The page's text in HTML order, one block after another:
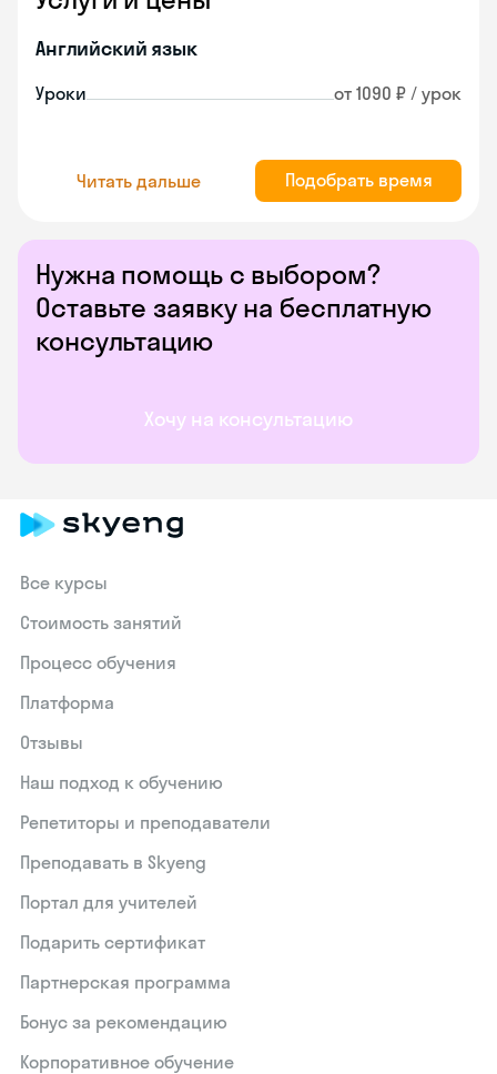
Нужна помощь с выбором?
Оставьте заявку на бесплатную
консультацию
Хочу на консультацию
Английский язык
Уроки от 1090 ₽ / урок
Читать дальше Подобрать время
Все курсы
Стоимость занятий
Процесс обучения
Платформа
Отзывы
Наш подход к обучению
Репетиторы и преподаватели
Преподавать в Skyeng
Портал для учителей
Подарить сертификат
Партнерская программа
Бонус за рекомендацию
Корпоративное обучение